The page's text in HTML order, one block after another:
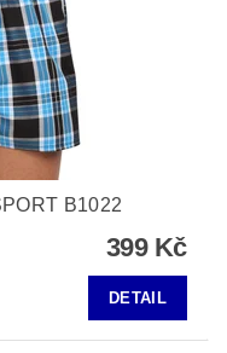
B1022
399 Kč
DETAIL